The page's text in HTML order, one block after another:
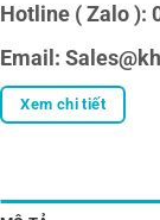
Hotline ( Zalo ):
Email:
Xem chi tiết